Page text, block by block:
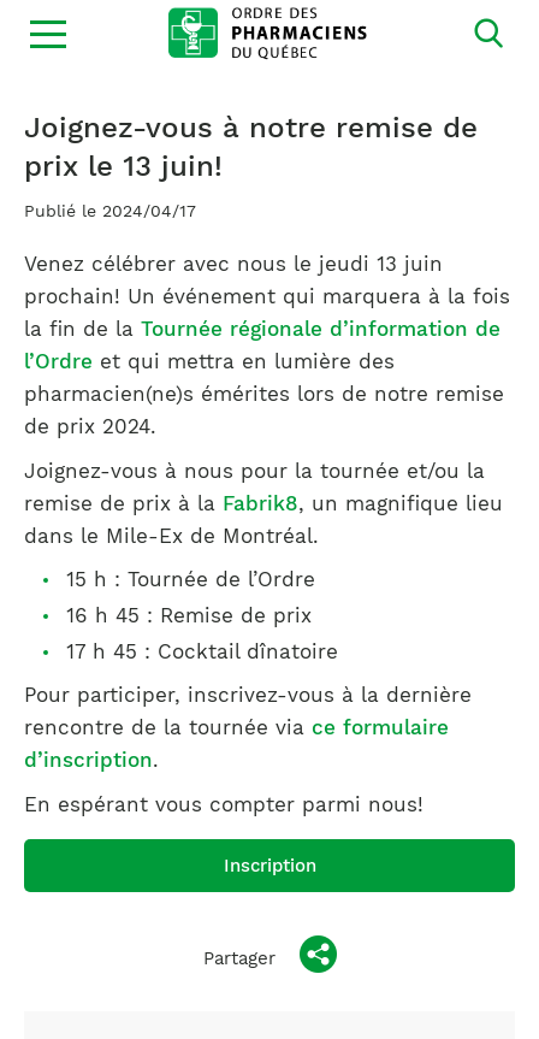
Ouvrir
la
Joignez-vous à notre remise de
prix le 13 juin!
Publié le 2024/04/17
Venez célébrer avec nous le jeudi 13 juin
prochain! Un événement qui marquera à la fois
la fin de la Tournée régionale d’information de
l’Ordre et qui mettra en lumière des
pharmacien(ne)s émérites lors de notre remise
de prix 2024.
Joignez-vous à nous pour la tournée et/ou la
remise de prix à la Fabrik8, un magnifique lieu
dans le Mile-Ex de Montréal.
15 h : Tournée de l’Ordre
16 h 45 : Remise de prix
17 h 45 : Cocktail dînatoire
Pour participer, inscrivez-vous à la dernière
rencontre de la tournée via ce formulaire
d’inscription.
En espérant vous compter parmi nous!
Inscription
Partager